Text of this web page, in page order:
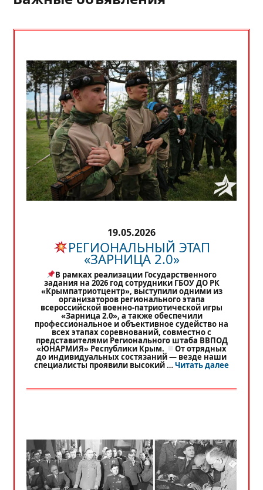
19.05.2026
РЕГИОНАЛЬНЫЙ ЭТАП
«ЗАРНИЦА 2.0»
В рамках реализации Государственного
задания на 2026 год сотрудники ГБОУ ДО РК
«Крымпатриотцентр», выступили одними из
организаторов регионального этапа
всероссийской военно-патриотической игры
«Зарница 2.0», а также обеспечили
профессиональное и объективное судейство на
всех этапах соревнований, совместно с
представителями Регионального штаба ВВПОД
«ЮНАРМИЯ» Республики Крым. От отрядных
до индивидуальных состязаний — везде наши
специалисты проявили высокий …Читать далее«